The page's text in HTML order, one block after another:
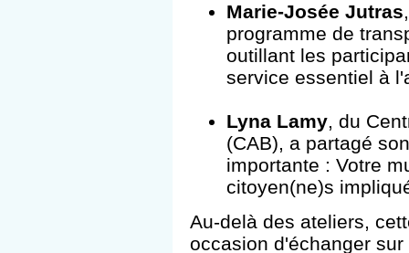
Marie-Josée Jutras
programme de
outillant les
service essentiel à
Lyna Lamy, du
(CAB), a partagé
importante : Votre
citoyen(ne)s
Au-delà des ateliers,
occasion d'échanger